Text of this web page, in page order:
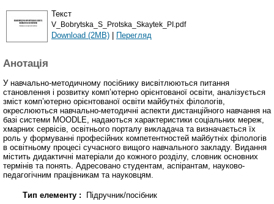
Текст
V_Bobrytska_S_Protska_Skaytek_PI.pdf
Download (2MB) | Перегляд
Анотація
У навчально-методичному посібнику висвітлюються питання
становлення і розвитку комп’ютерно орієнтованої освіти, аналізується
зміст комп’ютерно орієнтованої освіти майбутніх філологів,
окреслюються навчально-методичні аспекти дистанційного навчання на
базі системи MOODLE, надаються характеристики соціальних мереж,
хмарних сервісів, освітнього порталу викладача та визначається їх
роль у формуванні професійних компетентностей майбутніх філологів
в освітньому процесі сучасного вищого навчального закладу. Видання
містить дидактичні матеріали до кожного розділу, словник основних
термінів та понять. Адресовано студентам, аспірантам, науково-
педагогічним працівникам та науковцям.
Тип елементу : Підручник/посібник